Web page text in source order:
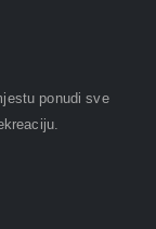
ponudi sve